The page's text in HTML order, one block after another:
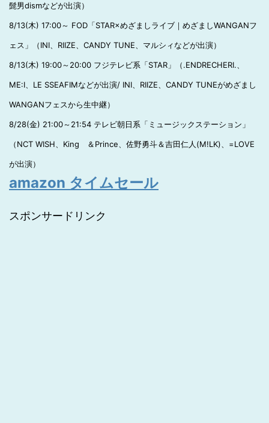
髭男dismなどが出演）
8/13(木) 17:00～ FOD「STAR×めざましライブ｜めざましWANGANフ
ェス」（INI、RIIZE、CANDY TUNE、マルシィなどが出演）
8/13(木) 19:00～20:00 フジテレビ系「STAR」（.ENDRECHERI.、
ME:I、LE SSEAFIMなどが出演/ INI、RIIZE、CANDY TUNEがめざまし
WANGANフェスから生中継）
8/28(金) 21:00～21:54 テレビ朝日系「ミュージックステーション」
（NCT WISH、King ＆Prince、佐野勇斗＆吉田仁人(M!LK)、=LOVE
が出演）
amazon タイムセール
スポンサードリンク